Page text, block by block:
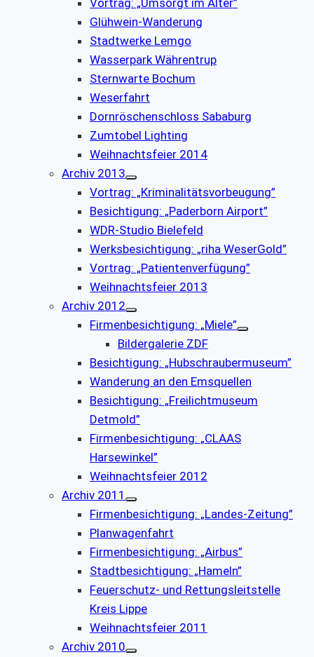
Glühwein-Wanderung
Stadtwerke Lemgo
Wasserpark Währentrup
Sternwarte Bochum
Weserfahrt
Dornröschenschloss Sababurg
Zumtobel Lighting
Weihnachtsfeier 2014
Archiv 2013
Vortrag: „Kriminalitätsvorbeugung”
Besichtigung: „Paderborn Airport”
WDR-Studio Bielefeld
Werksbesichtigung: „riha WeserGold”
Vortrag: „Patientenverfügung”
Weihnachtsfeier 2013
Archiv 2012
Firmenbesichtigung: „Miele”
Bildergalerie ZDF
Besichtigung: „Hubschraubermuseum”
Wanderung an den Emsquellen
Besichtigung: „Freilichtmuseum
Detmold”
Firmenbesichtigung: „CLAAS
Harsewinkel”
Weihnachtsfeier 2012
Archiv 2011
Firmenbesichtigung: „Landes-Zeitung”
Planwagenfahrt
Firmenbesichtigung: „Airbus”
Stadtbesichtigung: „Hameln”
Feuerschutz- und Rettungsleitstelle
Kreis Lippe
Weihnachtsfeier 2011
Archiv 2010